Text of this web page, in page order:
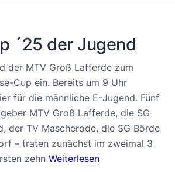
´25 der Jugend
der MTV Groß Lafferde zum
Cup ein. Bereits um 9 Uhr
für die männliche E-Jugend. Fünf
MTV Groß Lafferde, die SG
der TV Mascherode, die SG Börde
– traten zunächst im zweimal 3
zehn Weiterlesen